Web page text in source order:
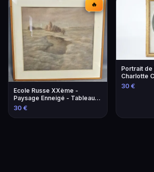
🔥
Ecole Russe XXème -
Paysage Enneigé - Tableau
Original
30 €
Portrait
Charlotte
historique
30 €